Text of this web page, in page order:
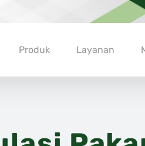
Produk Layanan